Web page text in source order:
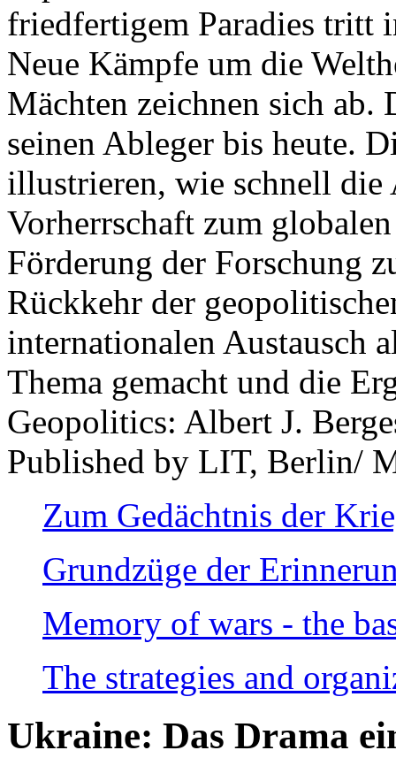
friedfertigem Paradies tritt
Neue Kämpfe um die
Mächten zeichnen sich
seinen Ableger bis heute.
illustrieren, wie schnell die
Vorherrschaft zum
Förderung der Forschung
Rückkehr der
internationalen Austausch
Thema gemacht und die
Geopolitics: Albert J.
Published by LIT, Berlin/
Zum Gedächtnis der
Grundzüge der
Memory of wars - the
The strategies and
Ukraine: Das Drama